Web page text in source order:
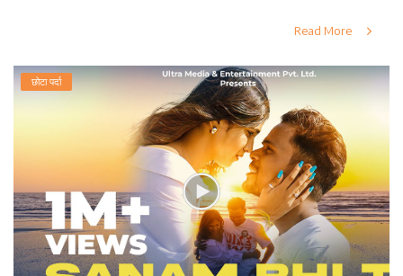
Read More
छोटा पर्दा